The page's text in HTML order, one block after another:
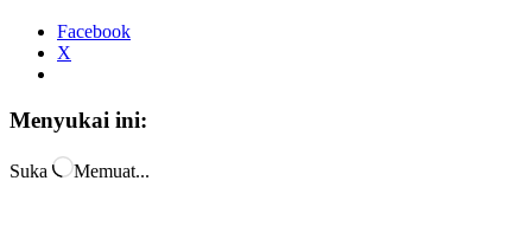
Facebook
X
Menyukai ini:
Suka Memuat...